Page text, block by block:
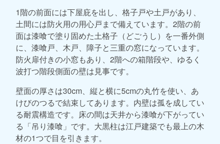
1階の前面には下屋庇を出し、格子戸や土戸があり、
土間には防火用の用心戸まで備えています。2階の前
面は漆喰で塗り固めた土格子（どごうし）を一番外側
に、漆喰戸、木戸、障子と三重の窓になっています。
防火扉付きの小窓もあり、2階への箱階段や、ゆるく
波打つ階段側面の壁は見事です。
壁面の厚さは30cm、縦と横に5cmの丸竹を使い、あ
けびのつるで結束してあります。内壁は孤を成してい
る耐震構造です。床の間は天井から漆喰が下がってい
る「吊り漆喰」です。大黒柱は江戸建築でも最上の木
材の1つで目を引きます。